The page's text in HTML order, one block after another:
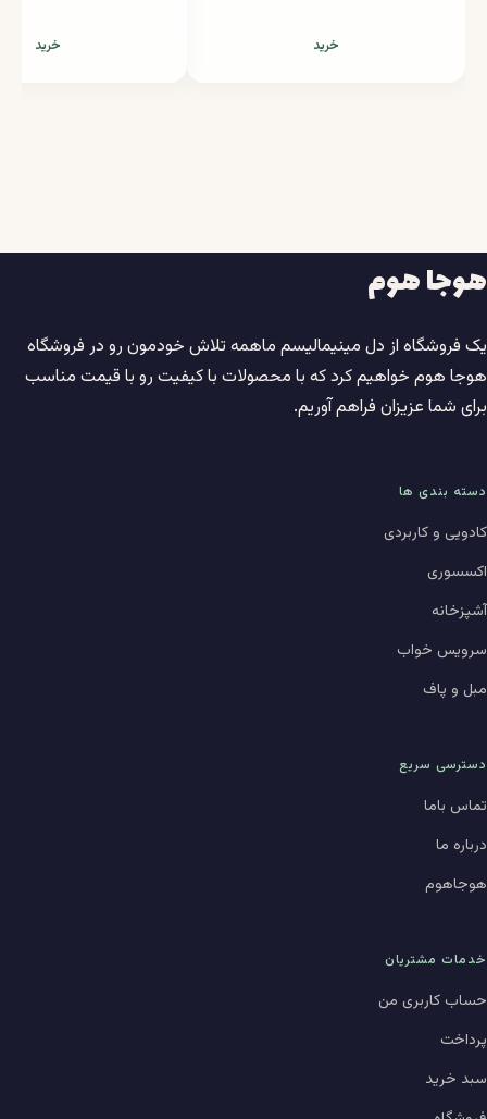
خرید خرید
هوجا هوم
یک فروشگاه از دل مینیمالیسم ماهمه تلاش خودمون رو در فروشگاه
هوجا هوم خواهیم کرد که با محصولات با کیفیت رو با قیمت مناسب
برای شما عزیزان فراهم آوریم.
دسته بندی ها
کادویی و کاربردی
اکسسوری
آشپزخانه
سرویس خواب
مبل و پاف
دسترسی سریع
تماس باما
درباره ما
هوجاهوم
خدمات مشتریان
حساب کاربری من
پرداخت
سبد خرید